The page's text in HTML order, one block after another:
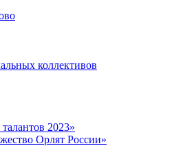
коллективов
2023»
Орлят России»